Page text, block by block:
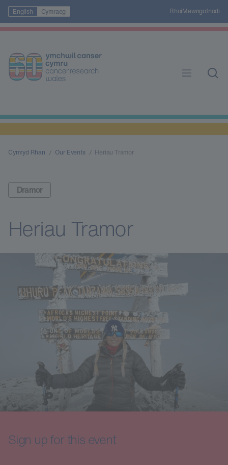
English Cymraeg RhoiMewngofnodi
Cymryd Rhan Our Events Heriau Tramor
Dramor
Heriau Tramor
Sign up for this event